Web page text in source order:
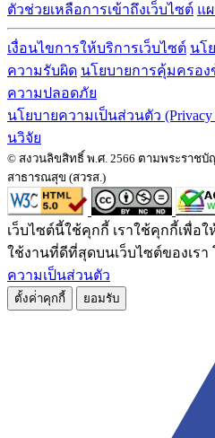
ตัวช่วยเหลือการเข้าถึงเว็บไซต์ แ
เงื่อนไขการให้บริการเว็บไซต์ นโ
ความรับผิด นโยบายการคุ้มครอ
ความปลอดภัย
นโยบายความเป็นส่วนตัว
นวิจัย
© สงวนลิขสิทธิ์ พ.ศ. 2566 ตามพระราช
สาธารณสุข (สวรส.)
เว็บไซต์นี้ใช้คุกกี้ เราใช้คุกกี้เพื่อ
ใช้งานที่ดีที่สุดบนเว็บไซต์ของเรา
ความเป็นส่วนตัว
ตั้งค่่าคุกกี้ ยอมรับ